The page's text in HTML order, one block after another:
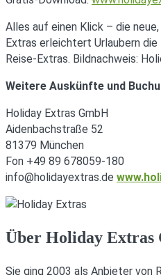
Alles auf einen Klick – die
Extras erleichtert Urlaubern
Reise-Extras. Bildnachweis:
Weitere Auskünfte und
Holiday Extras GmbH
Aidenbachstraße 52
81379 München
Fon +49 89 678059-180
info@holidayextras.de
Über Holiday Extras
Sie ging 2003 als Anbieter von